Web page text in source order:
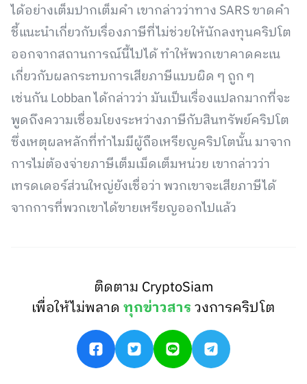
ได้อย่างเต็มปากเต็มคำ เขากล่าวว่าทาง SARS ขาดคำ
ชี้แนะนำเกี่ยวกับเรื่องภาษีที่ไม่ช่วยให้นักลงทุนคริปโต
ออกจากสถานการณ์นี้ไปได้ ทำให้พวกเขาคาดคะเน
เกี่ยวกับผลกระทบการเสียภาษีแบบผิด ๆ ถูก ๆ
เช่นกัน Lobban ได้กล่าวว่า มันเป็นเรื่องแปลกมากที่จะ
พูดถึงความเชื่อมโยงระหว่างภาษีกับสินทรัพย์คริปโต
ซึ่งเหตุผลหลักที่ทำไมมีผู้ถือเหรียญคริปโตนั้น มาจาก
การไม่ต้องจ่ายภาษีเต็มเม็ดเต็มหน่วย เขากล่าวว่า
เทรดเดอร์ส่วนใหญ่ยังเชื่อว่า พวกเขาจะเสียภาษีได้
จากการที่พวกเขาได้ขายเหรียญออกไปแล้ว
ติดตาม CryptoSiam
เพื่อให้ไม่พลาดทุกข่าวสารวงการคริปโต